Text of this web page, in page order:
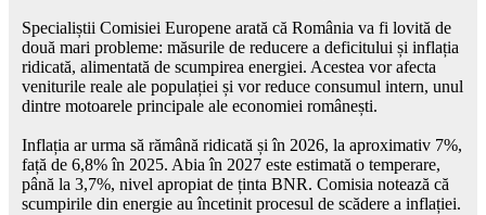
Specialiștii Comisiei Europene arată că România va fi lovită de
două mari probleme: măsurile de reducere a deficitului și inflația
ridicată, alimentată de scumpirea energiei. Acestea vor afecta
veniturile reale ale populației și vor reduce consumul intern, unul
dintre motoarele principale ale economiei românești.
Inflația ar urma să rămână ridicată și în 2026, la aproximativ 7%,
față de 6,8% în 2025. Abia în 2027 este estimată o temperare,
până la 3,7%, nivel apropiat de ținta BNR. Comisia notează că
scumpirile din energie au încetinit procesul de scădere a inflației.